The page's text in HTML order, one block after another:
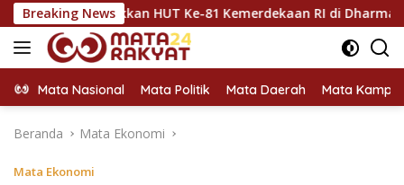
Langsung
ke
konten
Breaking News
HUT Ke-81 Kemerdekaan RI di Dharmasraya
Mata Nasional Mata Politik Mata Daerah Mata
Beranda Mata Ekonomi
Mata Ekonomi